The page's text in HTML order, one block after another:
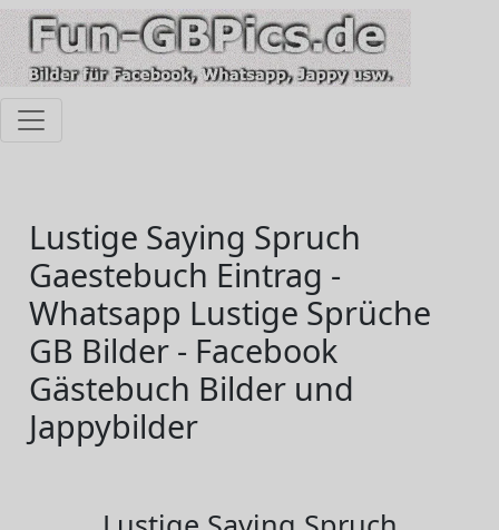
Lustige Saying Spruch
Gaestebuch Eintrag -
Whatsapp Lustige Sprüche
GB Bilder - Facebook
Gästebuch Bilder und
Jappybilder